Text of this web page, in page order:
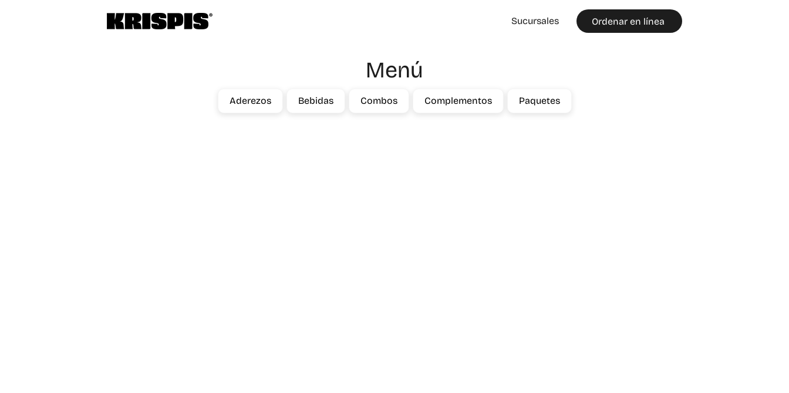
Sucursales Ordenar en línea
Menú
Aderezos Bebidas Combos Complementos Paquetes